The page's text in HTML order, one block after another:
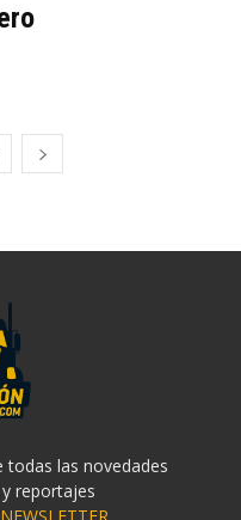
las novedades
reportajes
NEWSLETTER